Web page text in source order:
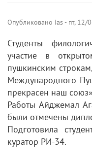
Опубликовано ias - пт, 12/
Студенты
участие в
пушкинским
Международного
прекрасен наш
Работы Айджемал
были отмечены
Подготовила
куратор РИ-34.